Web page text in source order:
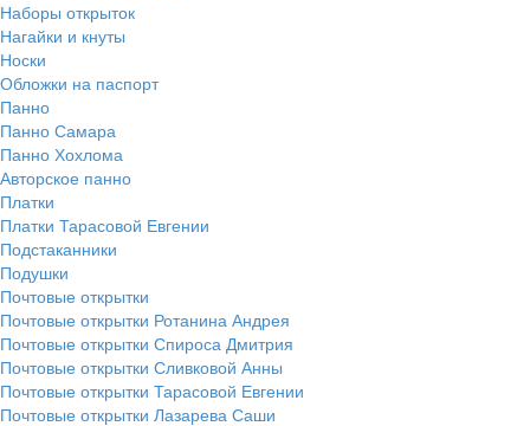
Наборы открыток
Нагайки и кнуты
Носки
Обложки на паспорт
Панно
Панно Самара
Панно Хохлома
Авторское панно
Платки
Платки Тарасовой Евгении
Подстаканники
Подушки
Почтовые открытки
Почтовые открытки Ротанина Андрея
Почтовые открытки Спироса Дмитрия
Почтовые открытки Сливковой Анны
Почтовые открытки Тарасовой Евгении
Почтовые открытки Лазарева Саши